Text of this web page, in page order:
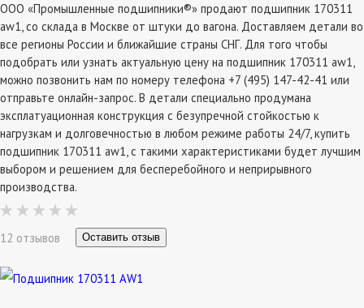
ООО «Промышленные подшипники®» продают подшипник 170311
аw1, со склада в Москве от штуки до вагона. Доставляем детали во
все регионы России и ближайшие страны СНГ. Для того чтобы
подобрать или узнать актуальную цену на подшипник 170311 аw1,
можно позвонить нам по номеру телефона +7 (495) 147-42-41 или
отправьте онлайн-запрос. В детали специально продумана
эксплатуационная конструкция с безупречной стойкостью к
нагрузкам и долговечностью в любом режиме работы 24/7, купить
подшипник 170311 аw1, с такими характеристиками будет лучшим
выбором и решением для бесперебойного и неприрывного
производства.
12 отзывов Оставить отзыв